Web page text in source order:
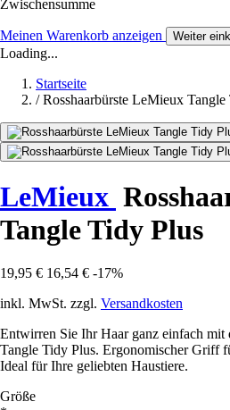
Zwischensumme
Meinen Warenkorb anzeigen Weiter
Loading...
Startseite
/ Rosshaarbürste LeMieux
LeMieux
Tangle Tidy Plus
19,95 € 16,54 € -17%
inkl. MwSt. zzgl. Versandkosten
Entwirren Sie Ihr Haar ganz einfach
Tangle Tidy Plus. Ergonomischer Griff
Ideal für Ihre geliebten Haustiere.
Größe